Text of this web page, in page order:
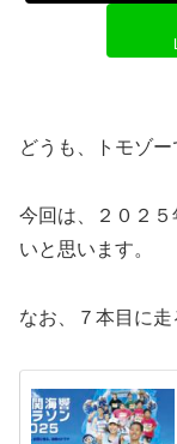
どうも、トモゾー
今回は、２０２
いと思います。
なお、７本目に